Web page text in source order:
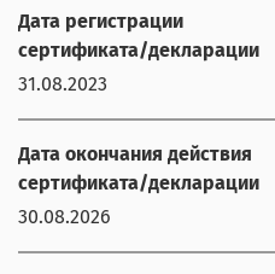
Дата регистрации
сертификата/декларации
31.08.2023
Дата окончания действия
сертификата/декларации
30.08.2026